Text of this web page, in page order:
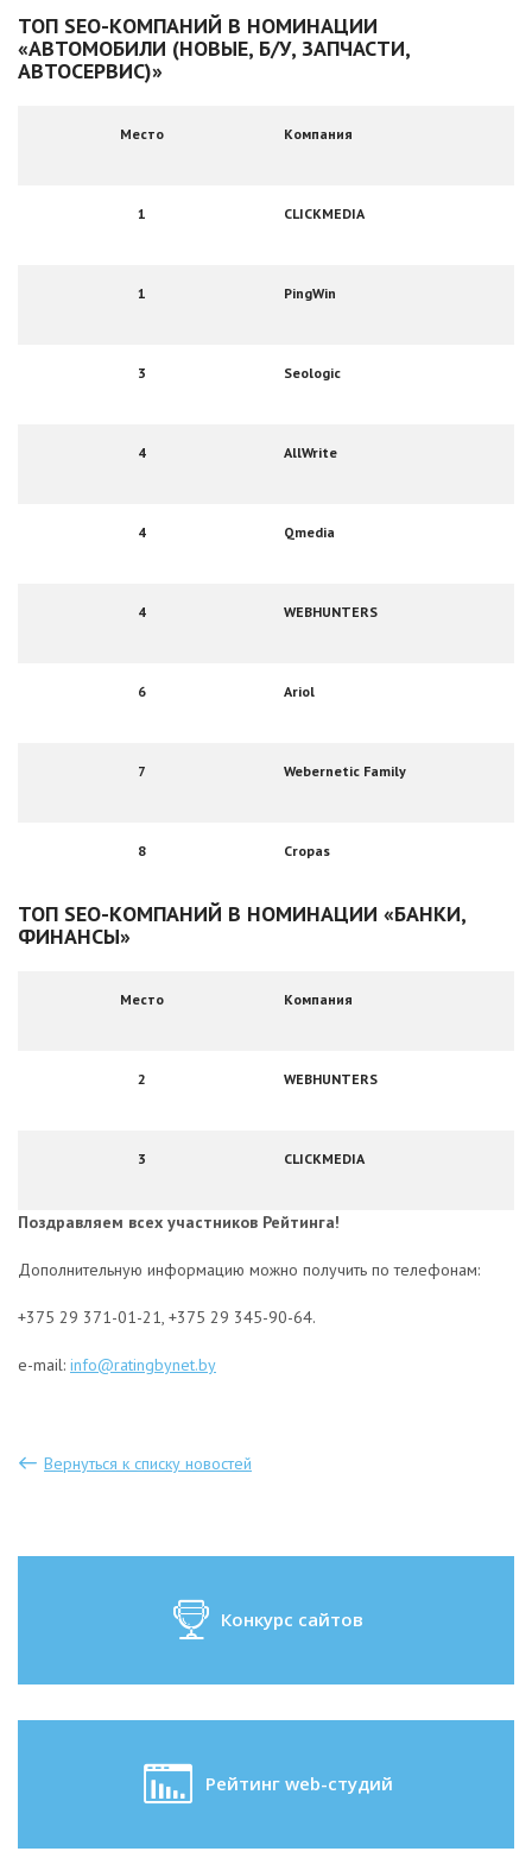
ТОП SEО-КОМПАНИЙ В НОМИНАЦИИ
«АВТОМОБИЛИ (НОВЫЕ, Б/У, ЗАПЧАСТИ,
АВТОСЕРВИС)»
Место Компания
1 CLICKMEDIA
1 PingWin
3 Seologic
4 AllWrite
4 Qmedia
4 WEBHUNTERS
6 Ariol
7 Webernetic Family
8 Cropas
ТОП SEО-КОМПАНИЙ В НОМИНАЦИИ «БАНКИ,
ФИНАНСЫ»
Место Компания
2 WEBHUNTERS
3 CLICKMEDIA
Поздравляем всех участников Рейтинга!
Дополнительную информацию можно получить по телефонам:
+375 29 371-01-21, +375 29 345-90-64.
e-mail: info@ratingbynet.by
Вернуться к списку новостей
Конкурс сайтов
Рейтинг web-студий